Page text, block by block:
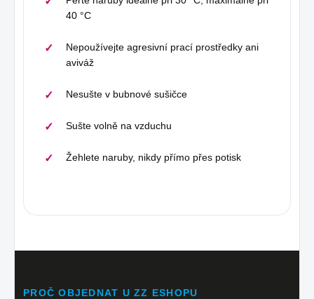
40 °C
Nepoužívejte agresivní prací prostředky ani
aviváž
Nesušte v bubnové sušičce
Sušte volně na vzduchu
Žehlete naruby, nikdy přímo přes potisk
PROČ OBJEDNAT U ZZ ESHOPU